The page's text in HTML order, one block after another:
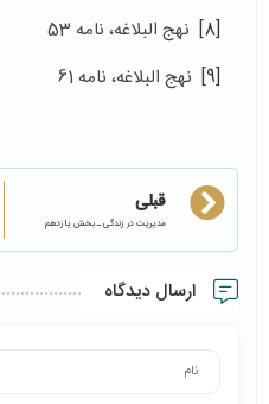
[8]
نهج البلاغه، نامه 53
[9]
نهج البلاغه، نامه 61
قبلی
مدیریت در زندگی ـ بخش یازدهم
ارسال دیدگاه